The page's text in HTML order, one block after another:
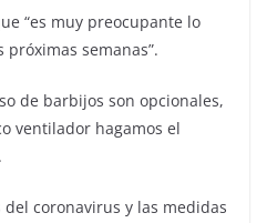
“es muy preocupante lo
semanas”.
de barbijos son opcionales,
ventilador hagamos el
del coronavirus y las medidas